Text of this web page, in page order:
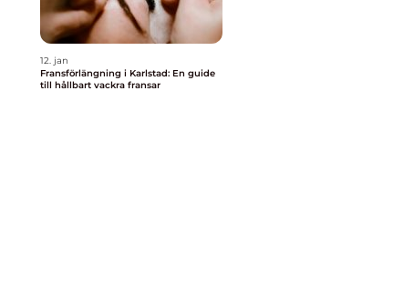
12. jan
Fransförlängning i Karlstad: En guide
till hållbart vackra fransar